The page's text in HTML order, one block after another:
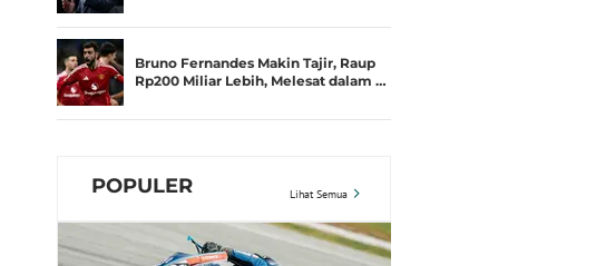
Bruno Fernandes Makin Tajir, Raup
Rp200 Miliar Lebih, Melesat dalam …
POPULER Lihat Semua